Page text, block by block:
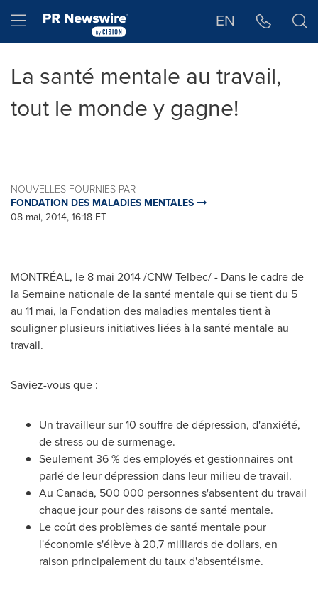
Hamburger menu EN
La santé mentale au travail,
tout le monde y gagne!
NOUVELLES FOURNIES PAR
FONDATION DES MALADIES MENTALES
08 mai, 2014, 16:18 ET
MONTRÉAL, le 8 mai 2014 /CNW Telbec/ - Dans le cadre de
la Semaine nationale de la santé mentale qui se tient du 5
au 11 mai, la Fondation des maladies mentales tient à
souligner plusieurs initiatives liées à la santé mentale au
travail.
Saviez-vous que :
Un travailleur sur 10 souffre de dépression, d'anxiété,
de stress ou de surmenage.
Seulement 36 % des employés et gestionnaires ont
parlé de leur dépression dans leur milieu de travail.
Au Canada, 500 000 personnes s'absentent du travail
chaque jour pour des raisons de santé mentale.
Le coût des problèmes de santé mentale pour
l'économie s'élève à 20,7 milliards de dollars, en
raison principalement du taux d'absentéisme.